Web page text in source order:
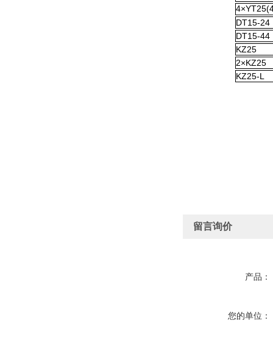
DT15-24
DT15-44
KZ25
2×KZ25
KZ25-L
留言询价
产品：
您的单位：